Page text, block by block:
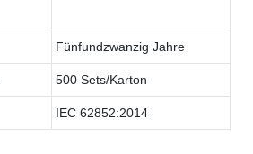
Fünfundzwanzig Jahre
500 Sets/Karton
IEC 62852:2014